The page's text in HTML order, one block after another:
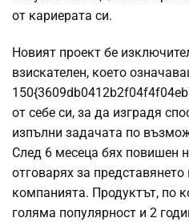
от кариерата си.
Новият проект бе
взискателен, което
от себе си, за да изградя
изпълни задачата по
След 6 месеца бях повишен
отговарях за
компанията. Продуктът, по
голяма популярност и 2